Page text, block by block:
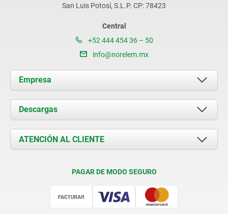
San Luis Potosí, S.L.P. CP: 78423
Central
+52 444 454 36 – 50
info@norelem.mx
Empresa
Acerca de nosotros
Novedades
Contacto
Descargas
Documents
ATENCIÓN AL CLIENTE
PAGAR DE MODO SEGURO